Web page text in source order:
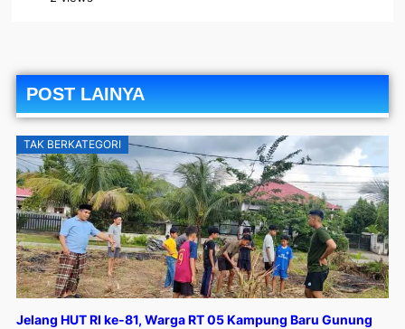
POST LAINYA
TAK BERKATEGORI
Jelang HUT RI ke-81, Warga RT 05 Kampung Baru Gunung